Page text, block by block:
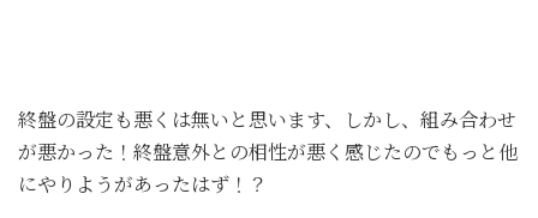
終盤の設定も悪くは無いと思います、しかし、組み合わせ
が悪かった！終盤意外との相性が悪く感じたのでもっと他
にやりようがあったはず！？